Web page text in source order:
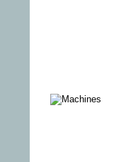
maischberger.
die woche